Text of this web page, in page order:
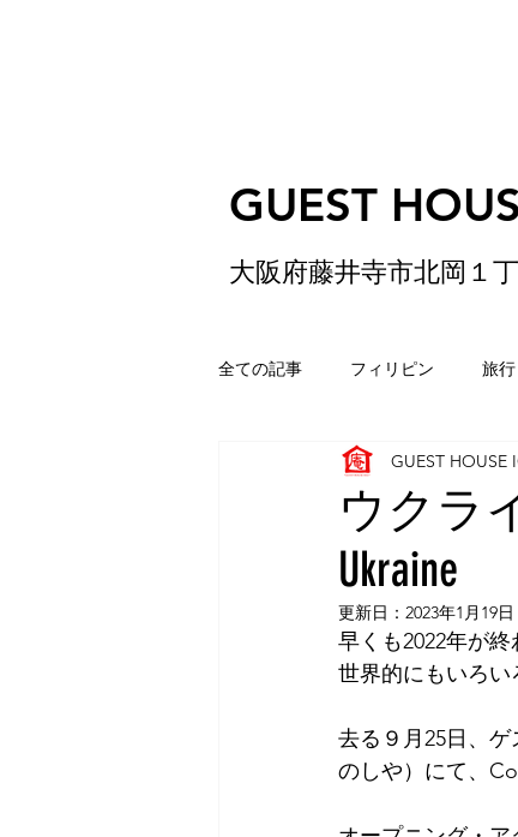
GUEST
大阪府藤井寺市北岡１
全ての記事 フィリピン 旅行
ゲストハウス 松原 香
Yokohama
apricot
ウクラ
Ukraine
GUEST HOUSE
更新日： 2023年1月19日
早くも2022年が
世界的にもいろい
去る９月25日、
のしや）にて、